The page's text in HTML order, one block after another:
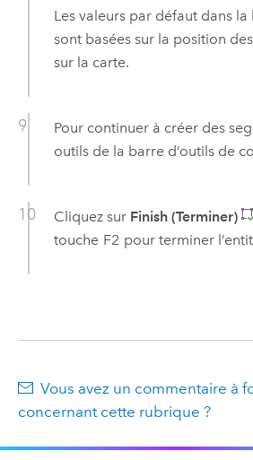
Les valeurs par défaut dans
sont basées sur la position
sur la carte.
Pour continuer à créer des
outils de la barre d’outils de
Cliquez sur Finish (Terminer)
touche F2 pour terminer
Vous avez un commentaire à
concernant cette rubrique ?